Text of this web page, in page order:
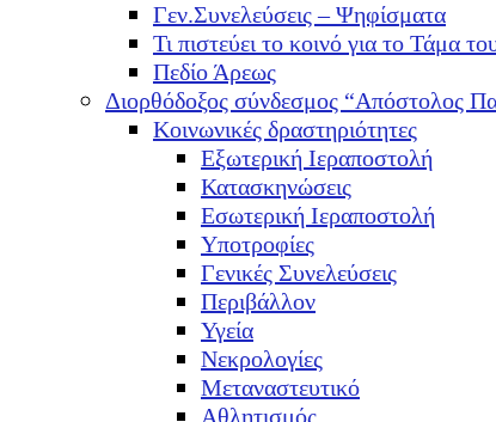
Γεν.Συνελεύσεις – Ψηφίσματα
Τι πιστεύει το κοινό για το Τάμα
Πεδίο Άρεως
Διορθόδοξος σύνδεσμος “Απόστολος
Κοινωνικές δραστηριότητες
Εξωτερική Ιεραποστολή
Κατασκηνώσεις
Εσωτερική Ιεραποστολή
Υποτροφίες
Γενικές Συνελεύσεις
Περιβάλλον
Υγεία
Νεκρολογίες
Μεταναστευτικό
Αθλητισμός